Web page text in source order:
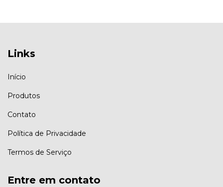
Links
Início
Produtos
Contato
Política de Privacidade
Termos de Serviço
Entre em contato